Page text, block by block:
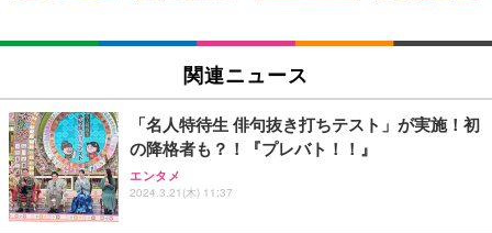
SIHOO B100 オフィスチェア／デスクチェア メッシ
ュチェア 人間工学 疲れない ブラック
￥27,999
Sezlife オフィスチェア デスクチェア 疲れない テレ
ワーク チェア 強化バックレスト 30度ロッキング機
能 人間工学 椅子 腰サポート 90度跳ね上げ式アーム
EIZO ビジネス向けプレミアムモニター | FlexScan
【純正品】27"ゲーミングモニター DualSense 充電
フック付き（CFI-ZDM1J）
Amazonベーシック ペットシーツ 厚型 ワイド 42枚
x2袋(84枚) ホワイト(吸収面:ライトブルー)
￥3,234
ネオ・ルーライフ ネオ・オムツ L 中型犬用 26枚入
り 単品
関連ニュース
「名人特待生 俳句抜き打ちテスト」が実施！初
の降格者も？！『プレバト！！』
エンタメ
2024.3.21(木) 11:37